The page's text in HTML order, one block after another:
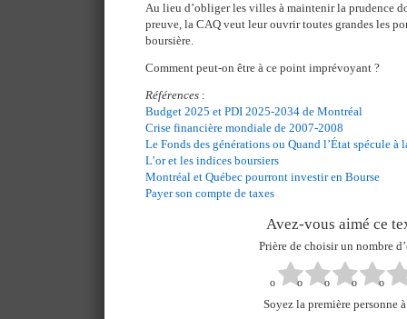
Au lieu d’obliger les villes à maintenir la prudence
preuve, la CAQ veut leur ouvrir toutes grandes les
boursière.
Comment peut-on être à ce point imprévoyant ?
Références :
Budget 2025 et PDI 2025-2034 de Montréal
Crise financière mondiale de 2007-2008
Le Fonds des générations ou Quand l’État spécule à
L’or et les indices boursiers
Montréal et Québec pourront investir en Bourse
Payer son compte de taxes
Avez-vous aimé ce
Prière de choisir un nombre
Soyez la première personne